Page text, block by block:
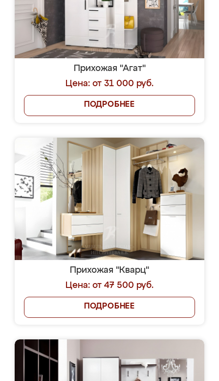
Прихожая "Агат"
Цена: от 31 000 руб.
ПОДРОБНЕЕ
Прихожая "Кварц"
Цена: от 47 500 руб.
ПОДРОБНЕЕ